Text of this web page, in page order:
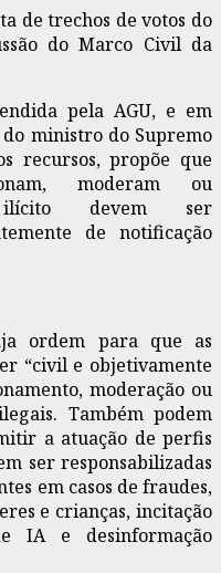
de trechos de votos do
do Marco Civil da
pela AGU, e em
ministro do Supremo
recursos, propõe que
moderam ou
ilícito devem ser
de notificação
ordem para que as
“civil e objetivamente
moderação ou
Também podem
a atuação de perfis
ser responsabilizadas
em casos de fraudes,
e crianças, incitação
IA e desinformação